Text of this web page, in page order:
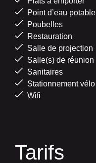
Point d’eau potable
Poubelles
Restauration
Salle de projection
Salle(s) de réunion
Sanitaires
Stationnement vélo
Wifi
Tarifs